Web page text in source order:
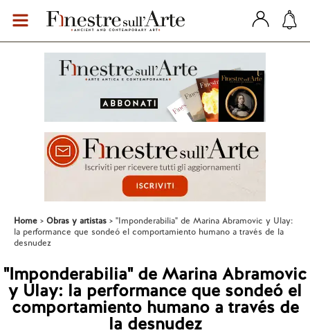
Home Obras y artistas
"Imponderabilia" de Marina Abramovic y Ulay:
la performance que sondeó el comportamiento humano a través de la
desnudez
"Imponderabilia" de Marina Abramovic
y Ulay: la performance que sondeó el
comportamiento humano a través de
la desnudez